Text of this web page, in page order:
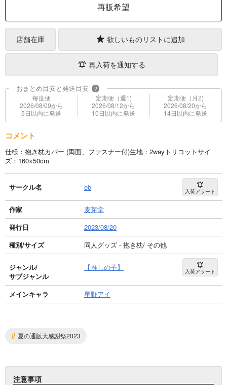
再販希望
店舗在庫 欲しいものリストに追加
再入荷を通知する
おまとめ目安と発送目安 ?
毎度便
2026/08/09から
5日以内に発送
定期便（週1)
2026/08/12から
10日以内に発送
定期便（月2)
2026/08/20から
14日以内に発送
コメント
仕様：抱き枕カバー (両面、ファスナー付)生地：2wayトリコットサイ
ズ：160×50cm
サークル名 eb 入荷アラート
作家
麦芽堂
発行日
2023/08/20
種別/サイズ
同人グッズ - 抱き枕/ その他
ジャンル/
サブジャンル
【推しの子】 入荷アラート
メインキャラ 星野アイ
# 夏の通販大感謝祭2023
注意事項